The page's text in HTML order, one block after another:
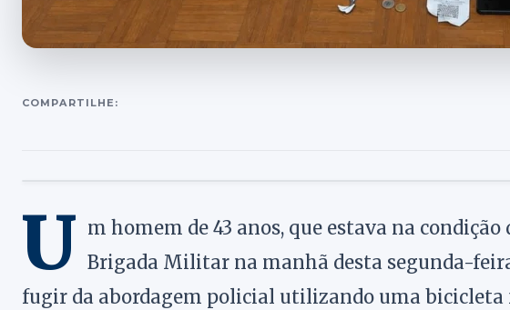
COMPARTILHE:
U m homem de 43 anos, que estava na
Brigada Militar na manhã desta segunda-
fugir da abordagem policial utilizando uma bicicleta